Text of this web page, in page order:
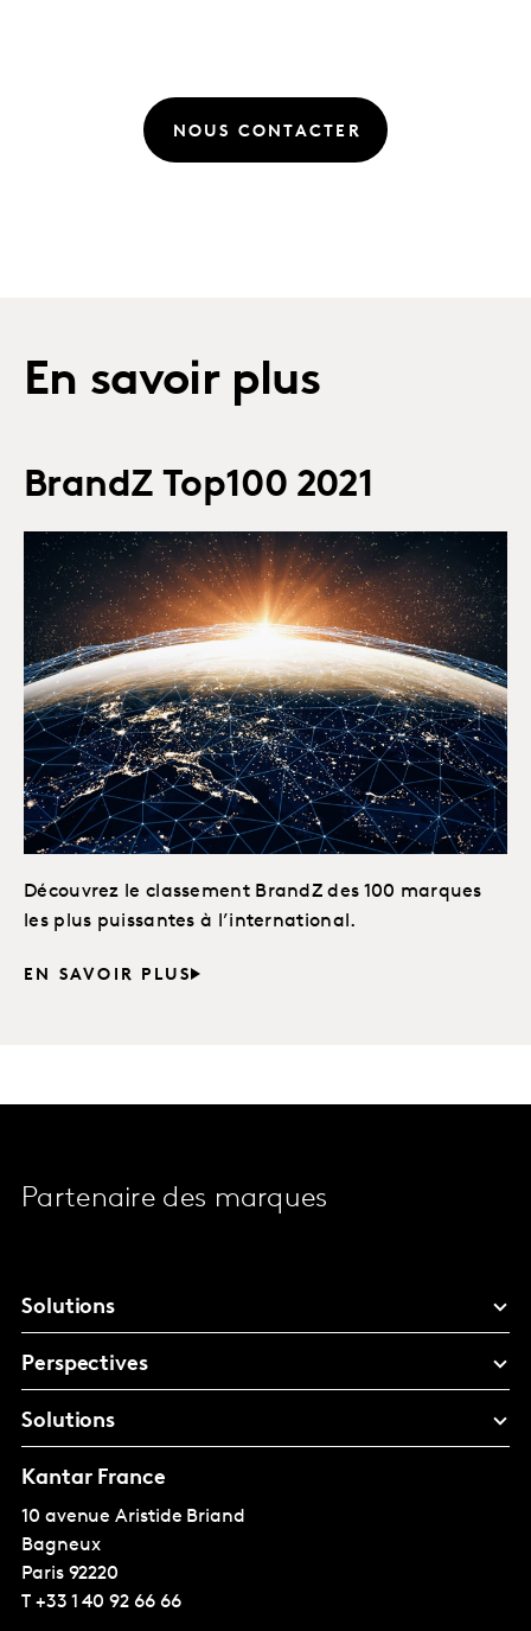
NOUS CONTACTER
En savoir plus
BrandZ Top100 2021
Découvrez le classement BrandZ des 100 marques
les plus puissantes à l’international.
EN SAVOIR PLUS
Partenaire des marques
Solutions
Perspectives
Solutions
Kantar France
10 avenue Aristide Briand
Bagneux
Paris 92220
T +33 1 40 92 66 66